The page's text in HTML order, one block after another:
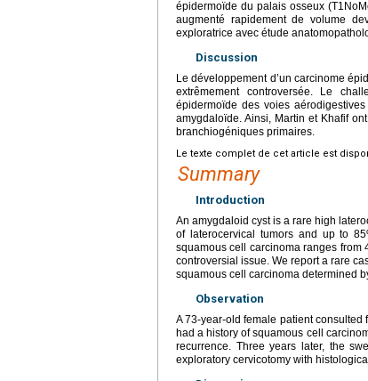
épidermoïde du palais osseux
augmenté rapidement de volume
exploratrice avec étude
Discussion
Le développement d’un carcinome
extrêmement controversée. Le
épidermoïde des voies
amygdaloïde. Ainsi, Martin et Khafif
branchiogéniques primaires.
Le texte complet de cet article est
Summary
Introduction
An amygdaloid cyst is a rare high
of laterocervical tumors and up to
squamous cell carcinoma ranges from
controversial issue. We report a rare
squamous cell carcinoma determined
Observation
A 73-year-old female patient
had a history of squamous cell
recurrence. Three years later, the
exploratory cervicotomy with